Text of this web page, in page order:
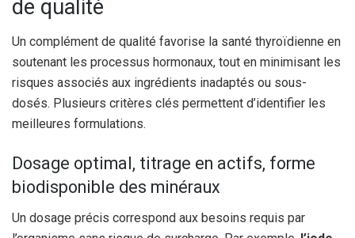
de qualité
Un complément de qualité favorise la santé thyroïdienne en
soutenant les processus hormonaux, tout en minimisant les
risques associés aux ingrédients inadaptés ou sous-
dosés. Plusieurs critères clés permettent d’identifier les
meilleures formulations.
Dosage optimal, titrage en actifs, forme
biodisponible des minéraux
Un dosage précis correspond aux besoins requis par